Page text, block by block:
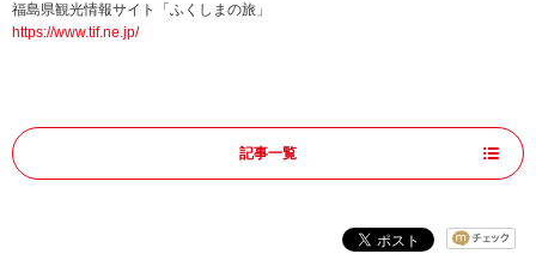
福島県観光情報サイト「ふくしまの旅」
https://www.tif.ne.jp/
記事一覧